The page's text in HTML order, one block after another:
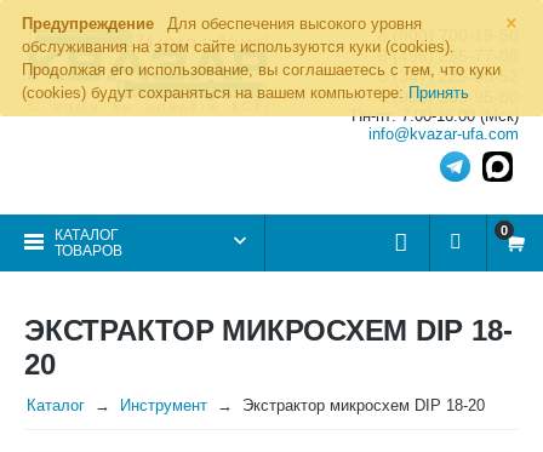
×
Предупреждение
Для обеспечения высокого уровня
обслуживания на этом сайте используются куки (cookies).
Продолжая его использование, вы соглашаетесь с тем, что куки
(cookies) будут сохраняться на вашем компьютере: Принять
8 (800) 700-19-50
8 (495) 255-77-08
8 (347) 225-00-52
8 (986) 963-95-80
Пн-пт: 7.00-16.00 (Мск)
info@kvazar-ufa.com
КАТАЛОГ
ТОВАРОВ
0
ЭКСТРАКТОР МИКРОСХЕМ DIP 18-
20
Каталог Инструмент Экстрактор микросхем DIP 18-20